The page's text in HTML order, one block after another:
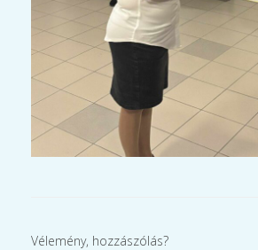
Vélemény, hozzászólás?